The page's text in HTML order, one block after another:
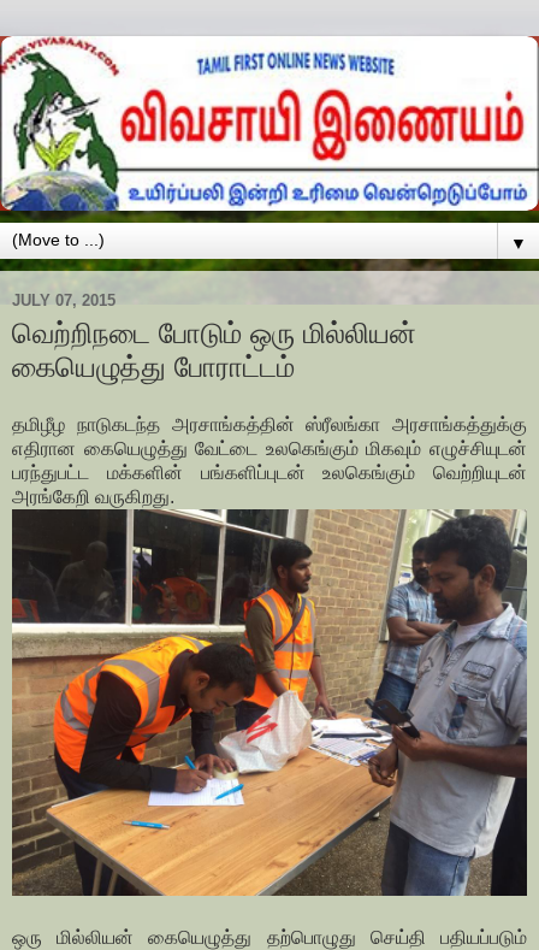
▼
JULY 07, 2015
வெற்றிநடை போடும் ஒரு மில்லியன்
கையெழுத்து போராட்டம்
தமிழீழ நாடுகடந்த அரசாங்கத்தின் ஸ்ரீலங்கா அரசாங்கத்துக்கு
எதிரான கையெழுத்து வேட்டை உலகெங்கும் மிகவும் எழுச்சியுடன்
பரந்துபட்ட மக்களின் பங்களிப்புடன் உலகெங்கும் வெற்றியுடன்
அரங்கேறி வருகிறது.
ஒரு மில்லியன் கையெழுத்து தற்பொழுது செய்தி பதியப்படும்